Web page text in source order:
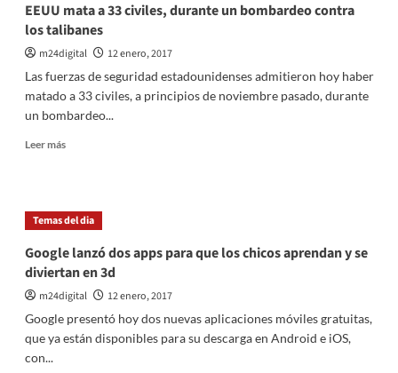
en
26
localidades,
la
Costa
Atlántica
EEUU mata a 33 civiles, durante un bombardeo contra
los talibanes
m24digital
12 enero, 2017
Las fuerzas de seguridad estadounidenses admitieron hoy haber
matado a 33 civiles, a principios de noviembre pasado, durante
un bombardeo...
Leer másLeer
mata
a
civiles,
durante
un
contra
los
Temas del dia
Google lanzó dos apps para que los chicos aprendan y se
diviertan en 3d
m24digital
12 enero, 2017
Google presentó hoy dos nuevas aplicaciones móviles gratuitas,
que ya están disponibles para su descarga en Android e iOS,
con...